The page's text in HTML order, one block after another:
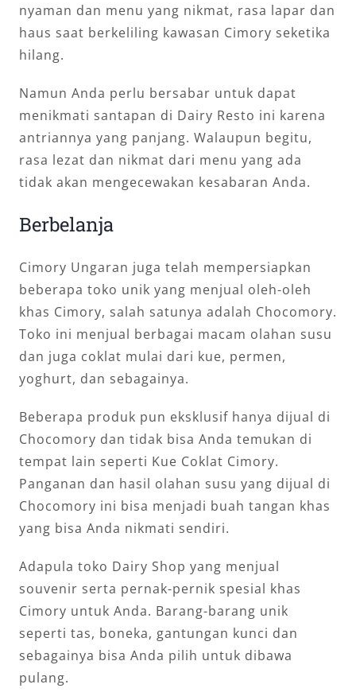
nyaman dan menu yang nikmat, rasa lapar dan
haus saat berkeliling kawasan Cimory seketika
hilang.
Namun Anda perlu bersabar untuk dapat
menikmati santapan di Dairy Resto ini karena
antriannya yang panjang. Walaupun begitu,
rasa lezat dan nikmat dari menu yang ada
tidak akan mengecewakan kesabaran Anda.
Berbelanja
Cimory Ungaran juga telah mempersiapkan
beberapa toko unik yang menjual oleh-oleh
khas Cimory, salah satunya adalah Chocomory.
Toko ini menjual berbagai macam olahan susu
dan juga coklat mulai dari kue, permen,
yoghurt, dan sebagainya.
Beberapa produk pun eksklusif hanya dijual di
Chocomory dan tidak bisa Anda temukan di
tempat lain seperti Kue Coklat Cimory.
Panganan dan hasil olahan susu yang dijual di
Chocomory ini bisa menjadi buah tangan khas
yang bisa Anda nikmati sendiri.
Adapula toko Dairy Shop yang menjual
souvenir serta pernak-pernik spesial khas
Cimory untuk Anda. Barang-barang unik
seperti tas, boneka, gantungan kunci dan
sebagainya bisa Anda pilih untuk dibawa
pulang.